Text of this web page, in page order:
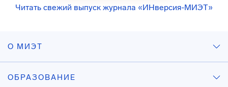
Читать свежий выпуск журнала «ИНверсия-МИЭТ»
О МИЭТ
ОБРАЗОВАНИЕ